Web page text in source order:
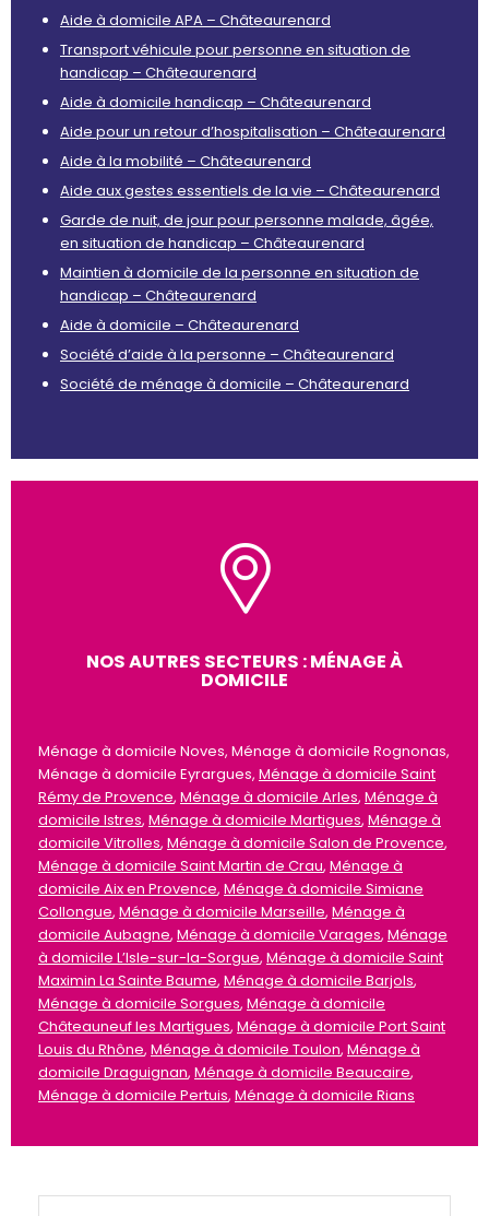
Aide à domicile APA – Châteaurenard
Transport véhicule pour personne en situation de
handicap – Châteaurenard
Aide à domicile handicap – Châteaurenard
Aide pour un retour d’hospitalisation – Châteaurenard
Aide à la mobilité – Châteaurenard
Aide aux gestes essentiels de la vie – Châteaurenard
Garde de nuit, de jour pour personne malade, âgée,
en situation de handicap – Châteaurenard
Maintien à domicile de la personne en situation de
handicap – Châteaurenard
Aide à domicile – Châteaurenard
Société d’aide à la personne – Châteaurenard
Société de ménage à domicile – Châteaurenard
NOS AUTRES SECTEURS : MÉNAGE À
DOMICILE
Ménage à domicile Noves, Ménage à domicile Rognonas,
Ménage à domicile Eyrargues, Ménage à domicile Saint
Rémy de Provence, Ménage à domicile Arles, Ménage à
domicile Istres, Ménage à domicile Martigues, Ménage à
domicile Vitrolles, Ménage à domicile Salon de Provence,
Ménage à domicile Saint Martin de Crau, Ménage à
domicile Aix en Provence, Ménage à domicile Simiane
Collongue, Ménage à domicile Marseille, Ménage à
domicile Aubagne, Ménage à domicile Varages, Ménage
à domicile L’Isle-sur-la-Sorgue, Ménage à domicile Saint
Maximin La Sainte Baume, Ménage à domicile Barjols,
Ménage à domicile Sorgues, Ménage à domicile
Châteauneuf les Martigues, Ménage à domicile Port Saint
Louis du Rhône, Ménage à domicile Toulon, Ménage à
domicile Draguignan, Ménage à domicile Beaucaire,
Ménage à domicile Pertuis, Ménage à domicile Rians